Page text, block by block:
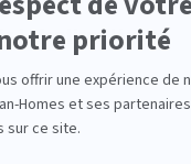
priorité
offrir une expérience de
Homes et ses
sur ce site.
Axeptio
|Mentions légales